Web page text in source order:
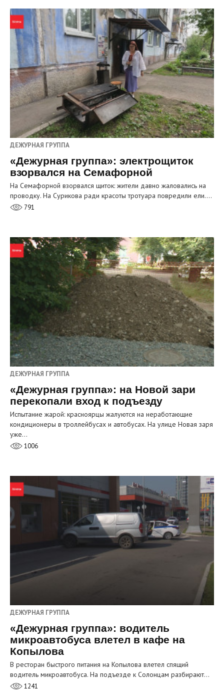
ДЕЖУРНАЯ ГРУППА
«Дежурная группа»: электрощиток
взорвался на Семафорной
На Семафорной взорвался щиток: жители давно жаловались на
проводку. На Сурикова ради красоты тротуара повредили ели.…
791
ДЕЖУРНАЯ ГРУППА
«Дежурная группа»: на Новой зари
перекопали вход к подъезду
Испытание жарой: красноярцы жалуются на неработающие
кондиционеры в троллейбусах и автобусах. На улице Новая заря
уже…
1006
ДЕЖУРНАЯ ГРУППА
«Дежурная группа»: водитель
микроавтобуса влетел в кафе на
Копылова
В ресторан быстрого питания на Копылова влетел спящий
водитель микроавтобуса. На подъезде к Солонцам разбирают…
1241